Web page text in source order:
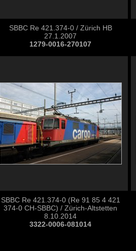
SBBC Re 421.374-0 / Zürich HB
27.1.2007
1279-0016-270107
SBBC Re 421.374-0 (Re 91 85 4 421
374-0 CH-SBBC) / Zürich-Altstetten
8.10.2014
3322-0006-081014